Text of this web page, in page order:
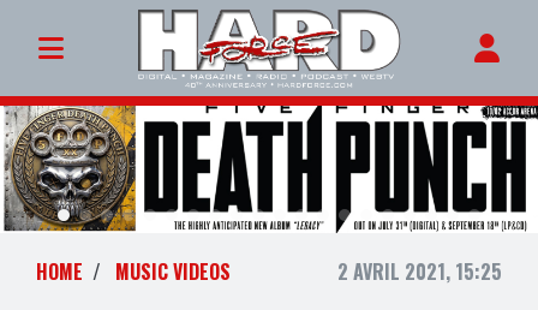
HOME MUSIC VIDEOS 2 AVRIL 2021, 15:25